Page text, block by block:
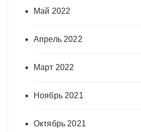
Май 2022
Апрель 2022
Март 2022
Ноябрь 2021
Октябрь 2021